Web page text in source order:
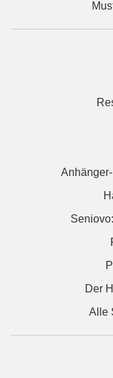
Der
Alle